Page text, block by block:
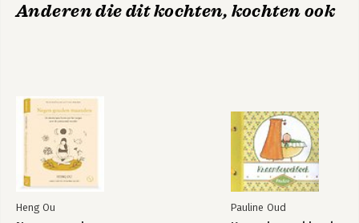
Anderen die dit kochten, kochten ook
Heng Ou Pauline Oud